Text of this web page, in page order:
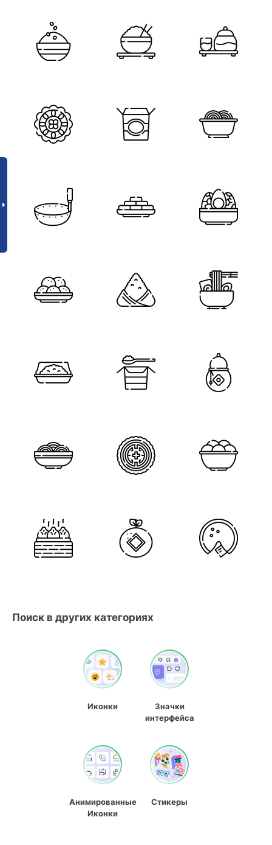
Поиск в других категориях
Иконки
Значки
интерфейса
Анимированные
Иконки
Стикеры